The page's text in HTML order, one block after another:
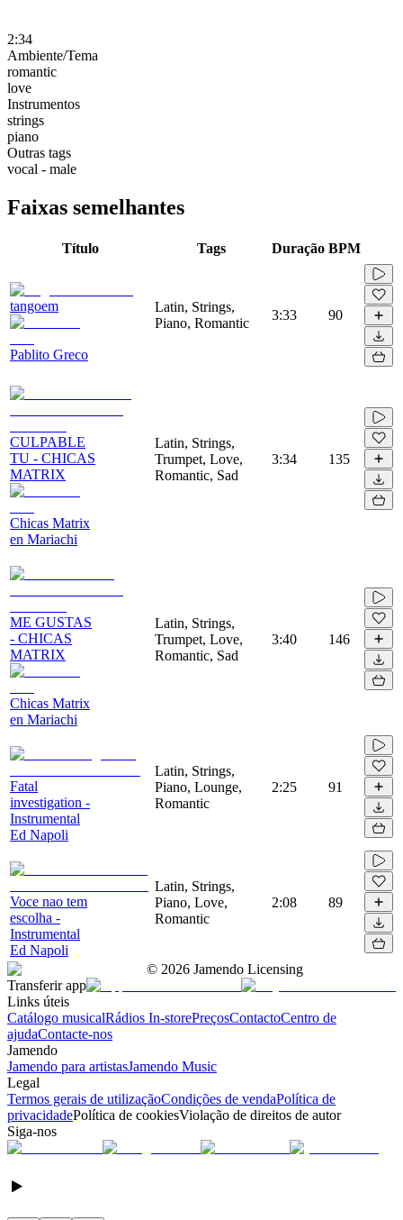
2:34
Ambiente/Tema
romantic
love
Instrumentos
strings
piano
Outras tags
vocal - male
Faixas semelhantes
Título Tags Duração BPM
tangoem
Pablito Greco
Latin, Strings,
Piano, Romantic
3:33 90
CULPABLE
TU - CHICAS
MATRIX
Chicas Matrix
en Mariachi
Latin, Strings,
Trumpet, Love,
Romantic, Sad
3:34 135
ME GUSTAS
- CHICAS
MATRIX
Chicas Matrix
en Mariachi
Latin, Strings,
Trumpet, Love,
Romantic, Sad
3:40 146
Fatal
investigation -
Instrumental
Ed Napoli
Latin, Strings,
Piano, Lounge,
Romantic
2:25 91
Voce nao tem
escolha -
Instrumental
Ed Napoli
Latin, Strings,
Piano, Love,
Romantic
2:08 89
© 2026 Jamendo Licensing
Transferir app
Links úteis
Catálogo musicalRádios In-storePreçosContactoCentro de
ajudaContacte-nos
Jamendo
Jamendo para artistasJamendo Music
Legal
Termos gerais de utilizaçãoCondições de vendaPolítica de
privacidadePolítica de cookiesViolação de direitos de autor
Siga-nos